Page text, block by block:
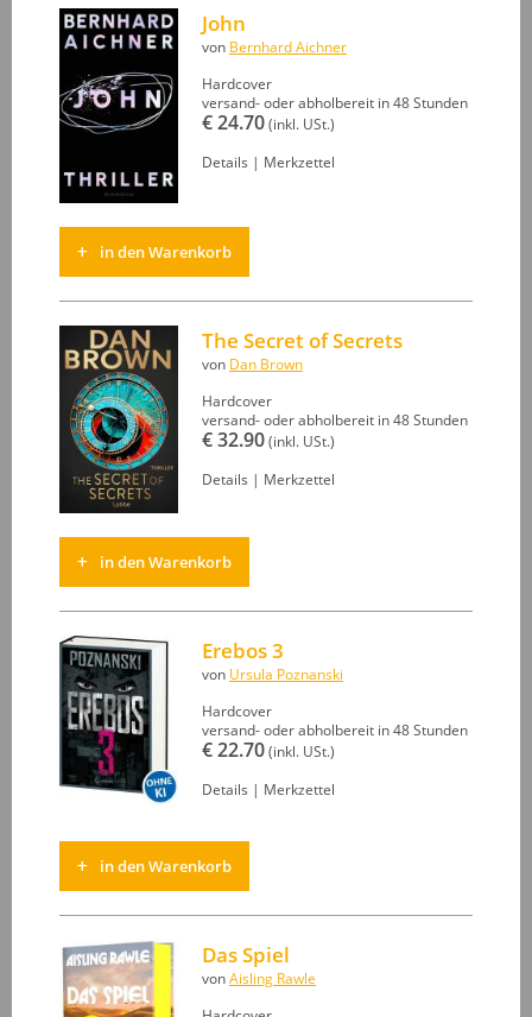
John
von Bernhard Aichner
Hardcover
versand- oder abholbereit in 48 Stunden
€ 24.70 (inkl. USt.)
Details | Merkzettel
in den Warenkorb
The Secret of Secrets
von Dan Brown
Hardcover
versand- oder abholbereit in 48 Stunden
€ 32.90 (inkl. USt.)
Details | Merkzettel
in den Warenkorb
Erebos 3
von Ursula Poznanski
Hardcover
versand- oder abholbereit in 48 Stunden
€ 22.70 (inkl. USt.)
Details | Merkzettel
in den Warenkorb
Das Spiel
von Aisling Rawle